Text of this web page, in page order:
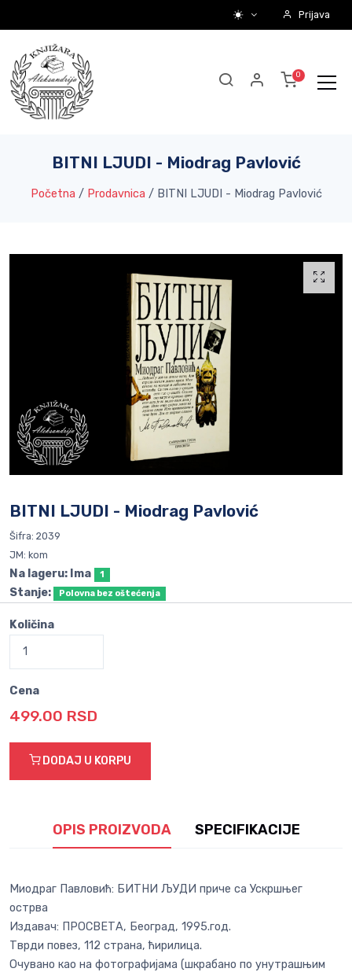
Prijava
BITNI LJUDI - Miodrag Pavlović
Početna / Prodavnica / BITNI LJUDI - Miodrag Pavlović
BITNI LJUDI - Miodrag Pavlović
Šifra: 2039
JM: kom
Na lageru: Ima 1
Stanje: Polovna bez oštećenja
Količina
Cena
499.00 RSD
DODAJ U KORPU
OPIS PROIZVODA SPECIFIKACIJE
Миодраг Павловић: БИТНИ ЉУДИ приче са Ускршњег
острва
Издавач: ПРОСВЕТА, Београд, 1995.год.
Тврди повез, 112 страна, ћирилица.
Очувано као на фотографијама (шкрабано по унутрашњим